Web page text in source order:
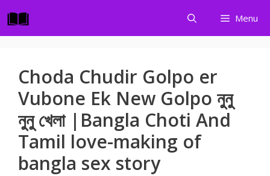
to
content
Menu
Choda Chudir Golpo er
Vubone Ek New Golpo নুনু
নুনু খেলা |Bangla Choti And
Tamil love-making of
bangla sex story